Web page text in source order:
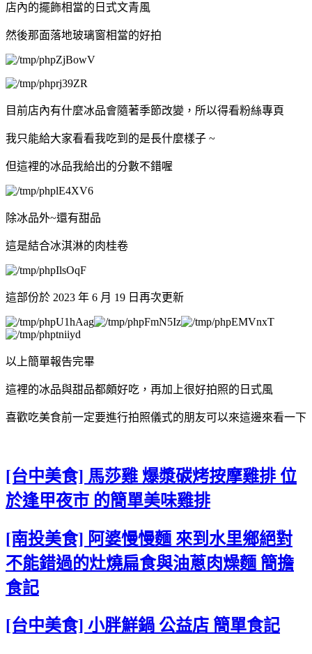
店內的擺飾相當的日式文青風
然後那面落地玻璃窗相當的好拍
目前店內有什麼冰品會隨著季節改變，所以得看粉絲專頁
我只能給大家看看我吃到的是長什麼樣子 ~
但這裡的冰品我給出的分數不錯喔
除冰品外~還有甜品
這是結合冰淇淋的肉桂卷
這部份於 2023 年 6 月 19 日再次更新
以上簡單報告完畢
這裡的冰品與甜品都頗好吃，再加上很好拍照的日式風
喜歡吃美食前一定要進行拍照儀式的朋友可以來這邊來看一下
[台中美食] 馬莎雞 爆漿碳烤按摩雞排 位
於逢甲夜市 的簡單美味雞排
[南投美食] 阿婆慢慢麵 來到水里鄉絕對
不能錯過的灶燒扁食與油蔥肉燥麵 簡擔
食記
[台中美食] 小胖鮮鍋 公益店 簡單食記